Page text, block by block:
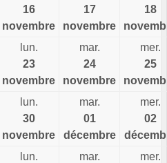
16
novembre
17
novembre
18
lun.
23
novembre
mar.
24
novembre
mer.
25
lun.
30
novembre
mar.
01
décembre
mer.
02
lun.
mar.
mer.